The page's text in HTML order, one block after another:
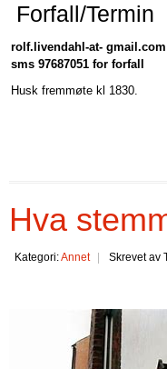
Forfall/Termin
rolf.livendahl-at- gmail.com
sms 97687051 for forfall
Husk fremmøte kl 1830.
Hva
Kategori:Annet Skrevet av